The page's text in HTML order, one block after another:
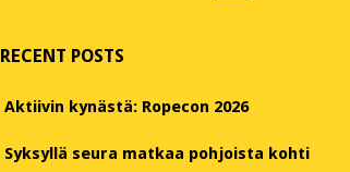
RECENT POSTS
Aktiivin kynästä: Ropecon 2026
Syksyllä seura matkaa pohjoista kohti